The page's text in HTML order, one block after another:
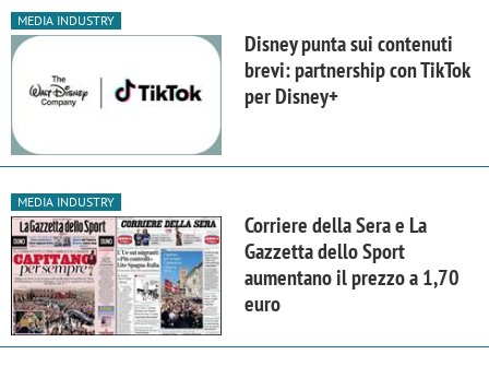
MEDIA INDUSTRY
Disney punta sui contenuti
brevi: partnership con TikTok
per Disney+
MEDIA INDUSTRY
Corriere della Sera e La
Gazzetta dello Sport
aumentano il prezzo a 1,70
euro